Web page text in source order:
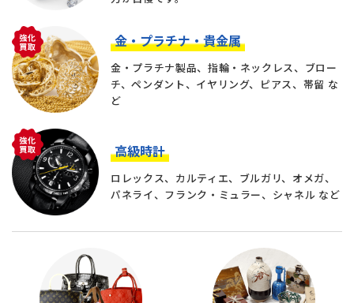
金・プラチナ・貴金属
金・プラチナ製品、指輪・ネックレス、ブロー
チ、ペンダント、イヤリング、ピアス、帯留 な
ど
高級時計
ロレックス、カルティエ、ブルガリ、オメガ、
パネライ、フランク・ミュラー、シャネル など